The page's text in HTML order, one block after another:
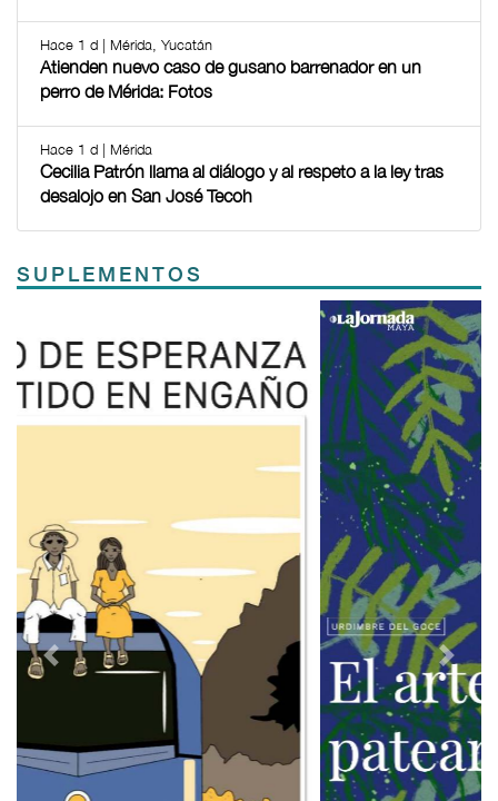
Hace 1 d | Mérida, Yucatán
Atienden nuevo caso de gusano barrenador en un
perro de Mérida: Fotos
Hace 1 d | Mérida
Cecilia Patrón llama al diálogo y al respeto a la ley tras
desalojo en San José Tecoh
SUPLEMENTOS
Previous Next